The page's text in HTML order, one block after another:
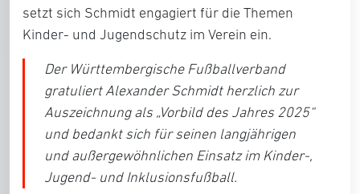
setzt sich Schmidt engagiert für die Themen
Kinder- und Jugendschutz im Verein ein.
Der Württembergische Fußballverband
gratuliert Alexander Schmidt herzlich zur
Auszeichnung als „Vorbild des Jahres 2025“
und bedankt sich für seinen langjährigen
und außergewöhnlichen Einsatz im Kinder-,
Jugend- und Inklusionsfußball.